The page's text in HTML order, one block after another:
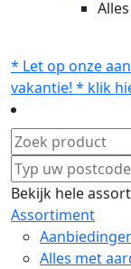
* Let op onze
vakantie! * klik
Bekijk hele
Assortiment
Alles met